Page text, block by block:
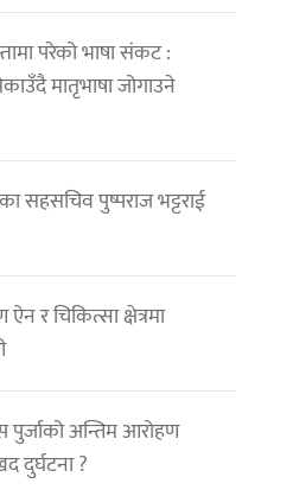
परेको भाषा संकट :
मातृभाषा जोगाउने
सहसचिव पुष्पराज भट्टराई
र चिकित्सा क्षेत्रमा
पुर्जाको अन्तिम आरोहण
दुर्घटना ?